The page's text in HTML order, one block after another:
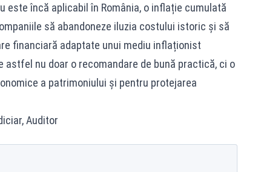
este încă aplicabil în România, o inflație cumulată
să abandoneze iluzia costului istoric și să
financiară adaptate unui mediu inflaționist
astfel nu doar o recomandare de bună practică, ci o
a patrimoniului și pentru protejarea
Auditor